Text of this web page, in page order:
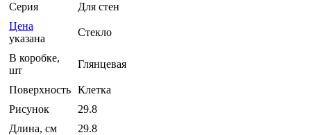
Серия
Для стен
Цена
указана
Стекло
В коробке,
шт
Глянцевая
Поверхность Клетка
Рисунок
29.8
Длина, см
29.8